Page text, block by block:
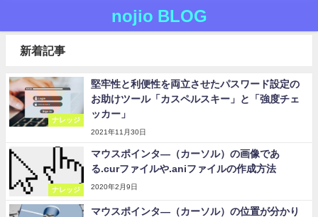
nojio BLOG
新着記事
ナレッジ
堅牢性と利便性を両立させたパスワード設定の
お助けツール「カスペルスキー」と「強度チェ
ッカー」
2021年11月30日
ナレッジ
マウスポインタ―（カーソル）の画像であ
る.curファイルや.aniファイルの作成方法
2020年2月9日
マウスポインタ―（カーソル）の位置が分かり